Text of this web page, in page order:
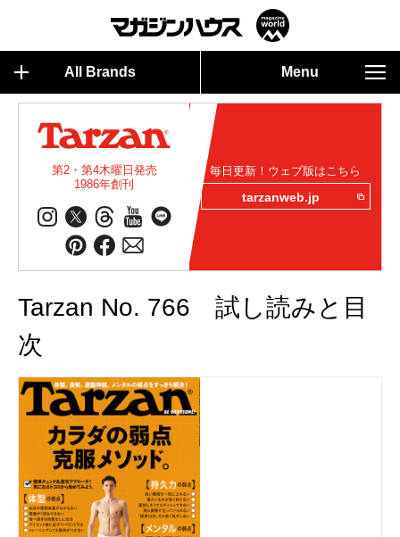
All Brands Menu
第2・第4木曜日発売
1986年創刊
毎日更新！ウェブ版はこちら
tarzanweb.jp
Tarzan No. 766 試し読みと目
次